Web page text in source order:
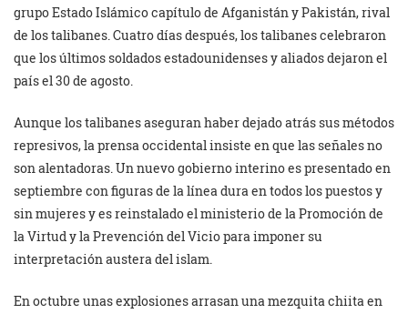
grupo Estado Islámico capítulo de Afganistán y Pakistán, rival
de los talibanes. Cuatro días después, los talibanes celebraron
que los últimos soldados estadounidenses y aliados dejaron el
país el 30 de agosto.
Aunque los talibanes aseguran haber dejado atrás sus métodos
represivos, la prensa occidental insiste en que las señales no
son alentadoras. Un nuevo gobierno interino es presentado en
septiembre con figuras de la línea dura en todos los puestos y
sin mujeres y es reinstalado el ministerio de la Promoción de
la Virtud y la Prevención del Vicio para imponer su
interpretación austera del islam.
En octubre unas explosiones arrasan una mezquita chiita en